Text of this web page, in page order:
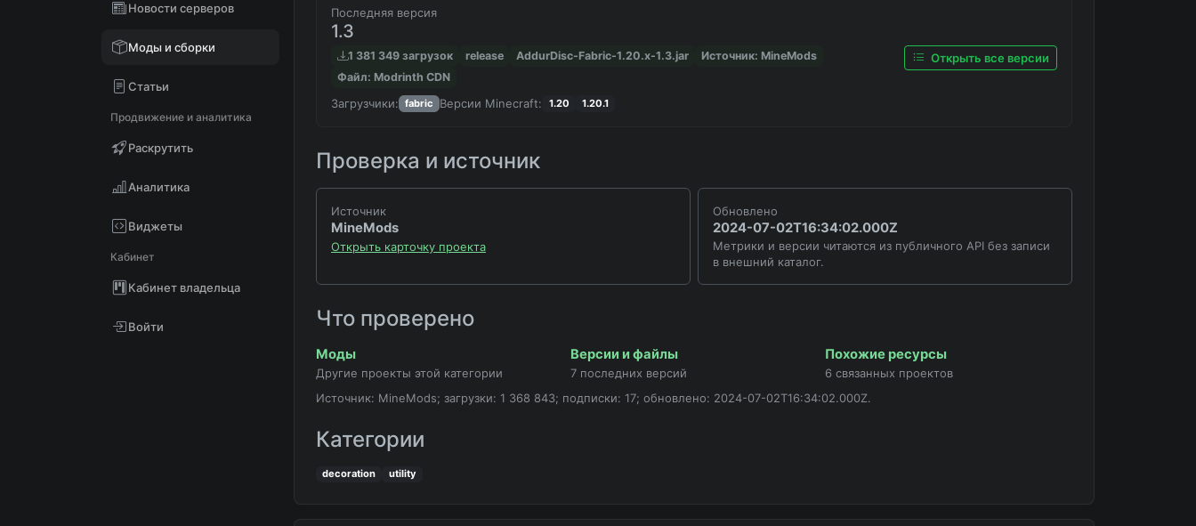
Новости серверов
Моды и сборки
Статьи
Продвижение и аналитика
Раскрутить
Аналитика
Виджеты
Кабинет
Кабинет владельца
Войти
Последняя версия
1.3
1 381 349 загрузок release AddurDisc-Fabric-1.20.x-1.3.jar
Источник: MineMods
Файл: Modrinth CDN
Загрузчики: fabric Версии Minecraft: 1.20 1.20.1
Открыть все версии
Проверка и источник
Источник
MineMods
Открыть карточку проекта
Обновлено
2024-07-02T16:34:02.000Z
Метрики и версии читаются из публичного API без записи
в внешний каталог.
Что проверено
Моды
Другие проекты этой категории
Версии и файлы
7 последних версий
Похожие ресурсы
6 связанных проектов
Источник: MineMods; загрузки: 1 368 843; подписки: 17; обновлено: 2024-07-02T16:34:02.000Z.
Категории
decoration utility